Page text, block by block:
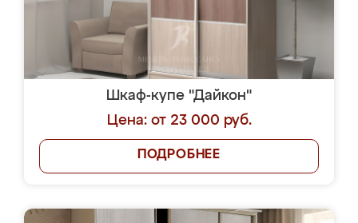
Шкаф-купе "Дайкон"
Цена: от 23 000 руб.
ПОДРОБНЕЕ